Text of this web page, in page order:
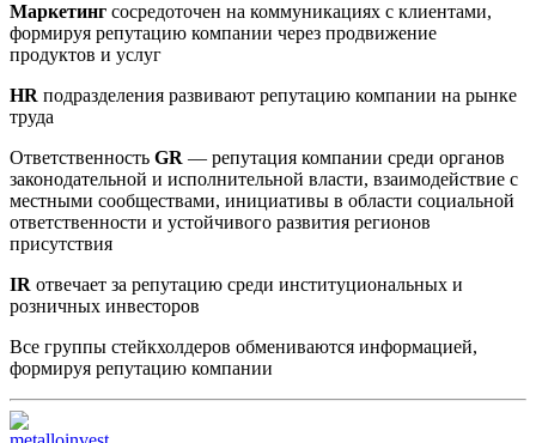
Маркетинг сосредоточен на коммуникациях с клиентами,
формируя репутацию компании через продвижение
продуктов и услуг
HR подразделения развивают репутацию компании на рынке
труда
Ответственность GR — репутация компании среди органов
законодательной и исполнительной власти, взаимодействие с
местными сообществами, инициативы в области социальной
ответственности и устойчивого развития регионов
присутствия
IR отвечает за репутацию среди институциональных и
розничных инвесторов
Все группы стейкхолдеров обмениваются информацией,
формируя репутацию компании